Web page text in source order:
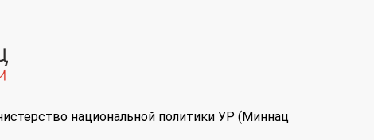
национальной политики УР (Миннац